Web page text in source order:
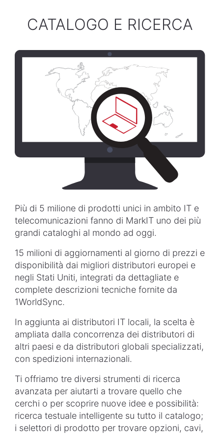
CATALOGO E RICERCA
Più di 5 milione di prodotti unici in ambito IT e
telecomunicazioni fanno di MarkIT uno dei più
grandi cataloghi al mondo ad oggi.
15 milioni di aggiornamenti al giorno di prezzi e
disponibilità dai migliori distributori europei e
negli Stati Uniti, integrati da dettagliate e
complete descrizioni tecniche fornite da
1WorldSync.
In aggiunta ai distributori IT locali, la scelta è
ampliata dalla concorrenza dei distributori di
altri paesi e da distributori globali specializzati,
con spedizioni internazionali.
Ti offriamo tre diversi strumenti di ricerca
avanzata per aiutarti a trovare quello che
cerchi o per scoprire nuove idee e possibilità:
ricerca testuale intelligente su tutto il catalogo;
i selettori di prodotto per trovare opzioni, cavi,